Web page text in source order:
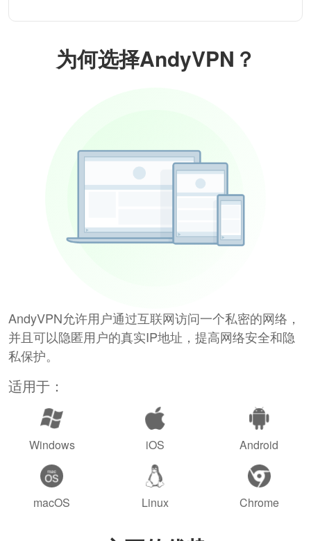
为何选择AndyVPN？
AndyVPN允许用户通过互联网访问一个私密的网络，
并且可以隐匿用户的真实IP地址，提高网络安全和隐
私保护。
适用于：
Windows iOS Android
macOS Linux Chrome